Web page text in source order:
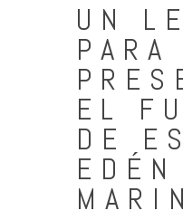
UN
PARA
EL
DE
EDÉN